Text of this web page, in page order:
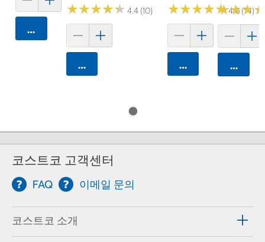
카트에 담기
★★★★★
★★★★★ 4.4 (10)
카트에 담기
★★★★★
★★★★★4.6 (74)
카트에 담기
★★★
★★★
카트에
코스트코 고객센터
FAQ 이메일 문의
코스트코 소개